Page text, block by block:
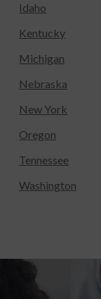
Idaho
Kentucky
Michigan
Nebraska
New York
Oregon
Tennessee
Washington